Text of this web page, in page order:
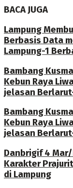
BACA JUGA
Lampung
Berbasis Data
Lampung-1
Bambang
Kebun Raya
jelasan
Bambang
Kebun Raya
jelasan
Danbrigif 4
Karakter Prajurit
di Lampung